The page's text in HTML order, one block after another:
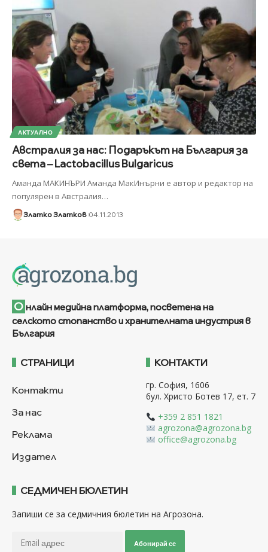
АКТУАЛНО
Австралия за нас: Подаръкът на България за
света – Lactobacillus Bulgaricus
Аманда МАКИНЪРИ Аманда МакИнърни е автор и редактор на
популярен в Австралия…
Златко Златков 04.11.2013
О нлайн медийна платформа, посветена на
селското стопанство и хранителната индустрия в
България
СТРАНИЦИ
Контакти
За нас
Реклама
Издател
КОНТАКТИ
гр. София, 1606
бул. Христо Ботев 17, ет. 7
+359 2 851 1821
agrozona@agrozona.bg
office@agrozona.bg
СЕДМИЧЕН БЮЛЕТИН
Запиши се за седмичния бюлетин на Агрозона.
Абонирай се